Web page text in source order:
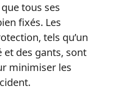
tous ses
fixés. Les
tels qu’un
et des gants, sont
minimiser les